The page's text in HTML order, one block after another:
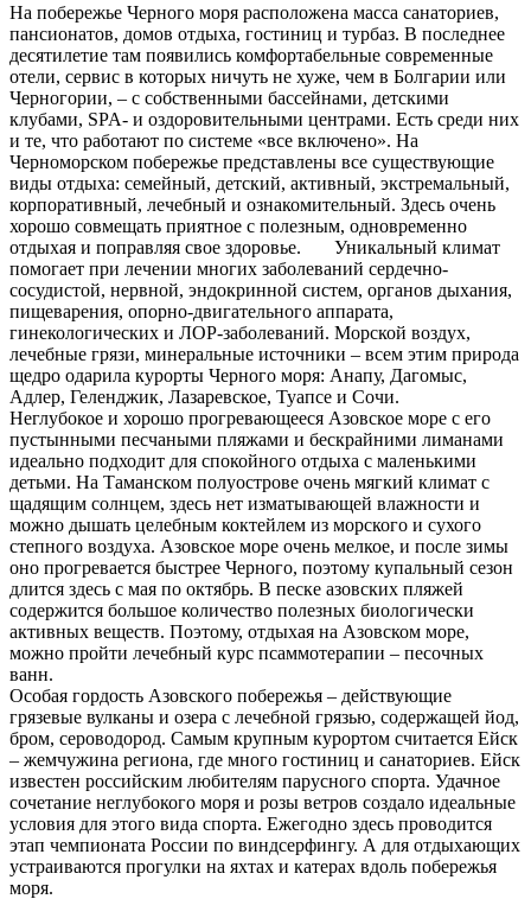
На побережье Черного моря расположена масса санаториев,
пансионатов, домов отдыха, гостиниц и турбаз. В последнее
десятилетие там появились комфортабельные современные
отели, сервис в которых ничуть не хуже, чем в Болгарии или
Черногории, – с собственными бассейнами, детскими
клубами, SPA- и оздоровительными центрами. Есть среди них
и те, что работают по системе «все включено». На
Черноморском побережье представлены все существующие
виды отдыха: семейный, детский, активный, экстремальный,
корпоративный, лечебный и ознакомительный. Здесь очень
хорошо совмещать приятное с полезным, одновременно
отдыхая и поправляя свое здоровье. Уникальный климат
помогает при лечении многих заболеваний сердечно-
сосудистой, нервной, эндокринной систем, органов дыхания,
пищеварения, опорно-двигательного аппарата,
гинекологических и ЛОР-заболеваний. Морской воздух,
лечебные грязи, минеральные источники – всем этим природа
щедро одарила курорты Черного моря: Анапу, Дагомыс,
Адлер, Геленджик, Лазаревское, Туапсе и Сочи.
Неглубокое и хорошо прогревающееся Азовское море с его
пустынными песчаными пляжами и бескрайними лиманами
идеально подходит для спокойного отдыха с маленькими
детьми. На Таманском полуострове очень мягкий климат с
щадящим солнцем, здесь нет изматывающей влажности и
можно дышать целебным коктейлем из морского и сухого
степного воздуха. Азовское море очень мелкое, и после зимы
оно прогревается быстрее Черного, поэтому купальный сезон
длится здесь с мая по октябрь. В песке азовских пляжей
содержится большое количество полезных биологически
активных веществ. Поэтому, отдыхая на Азовском море,
можно пройти лечебный курс псаммотерапии – песочных
ванн.
Особая гордость Азовского побережья – действующие
грязевые вулканы и озера с лечебной грязью, содержащей йод,
бром, сероводород. Самым крупным курортом считается Ейск
– жемчужина региона, где много гостиниц и санаториев. Ейск
известен российским любителям парусного спорта. Удачное
сочетание неглубокого моря и розы ветров создало идеальные
условия для этого вида спорта. Ежегодно здесь проводится
этап чемпионата России по виндсерфингу. А для отдыхающих
устраиваются прогулки на яхтах и катерах вдоль побережья
моря.